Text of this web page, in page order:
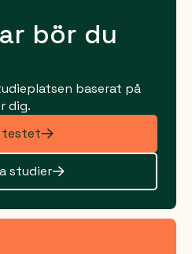
bör du
baserat på
dig.
testet
studier